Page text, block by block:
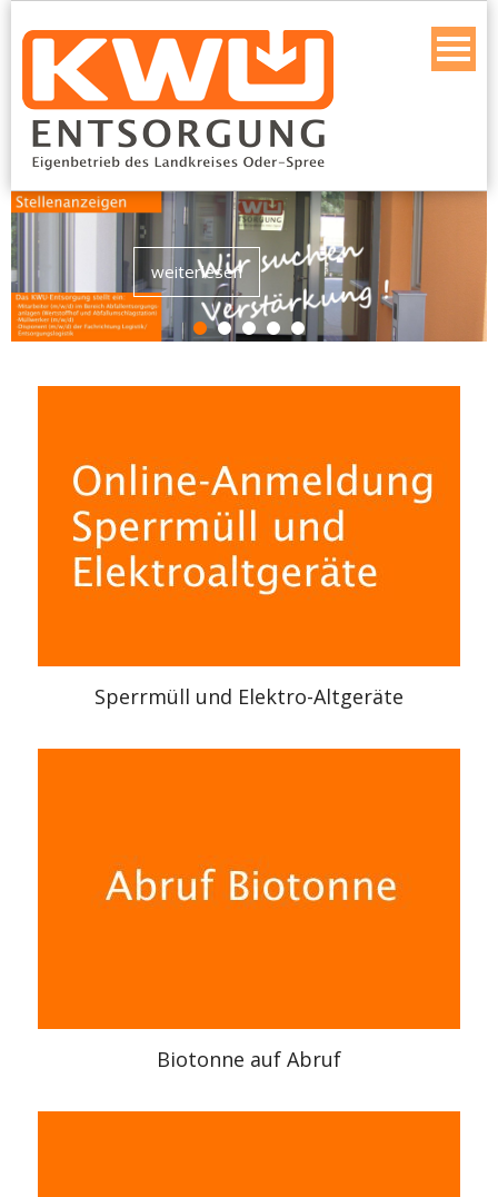
weiterlesen
Sperrmüll und Elektro-Altgeräte
Biotonne auf Abruf